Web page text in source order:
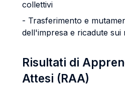
collettivi
- Trasferimento e
dell'impresa e ricadute
Risultati di
Attesi (RAA)